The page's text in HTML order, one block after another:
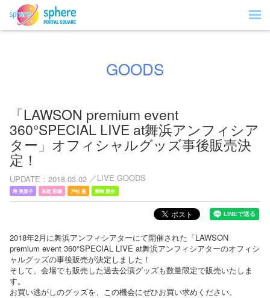
GOODS
「LAWSON premium event
360°SPECIAL LIVE at舞浜アンフィシア
ター」オフィシャルグッズ事後販売決
定！
UPDATE 2018.03.02 LIVE GOODS
寿 美菜子 高垣 彩陽 戸松 遥 豊崎 愛生
2018年2月に舞浜アンフィシアターにて開催された「LAWSON
premium event 360°SPECIAL LIVE at舞浜アンフィシアターのオフィシ
ャルグッズの事後販売が決定しました！
そして、会場でも販売した過去公演グッズも数量限定で販売いたしま
す。
お買い逃がしのグッズを、この機会にぜひお買い求めください。